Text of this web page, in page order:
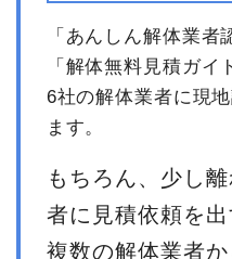
諸経費
値引き
消費税
合計金額
「あんしん解体業者
「解体無料見積ガ
6社の解体業者に現
ます。
もちろん、少し
者に見積依頼を出
複数の解体業者